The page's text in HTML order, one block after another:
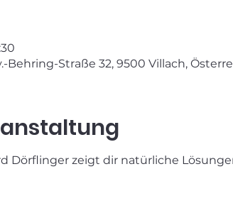
Behring-Straße 32, 9500 Villach,
Dörflinger zeigt dir natürliche